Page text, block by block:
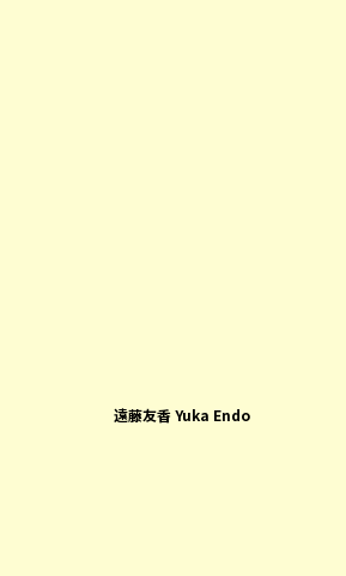
遠藤友香 Yuka Endo